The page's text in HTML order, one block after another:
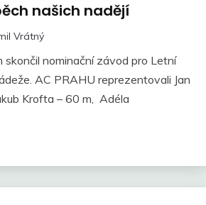
našich nadějí­
Vrátný
skončil nominační závod pro Letní
AC PRAHU reprezentovali Jan
Krofta – 60 m, Adéla